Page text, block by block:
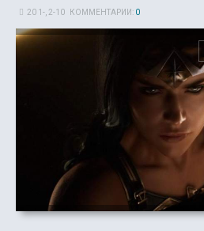
20 1-, 2-10 КОММЕНТАРИИ: 0